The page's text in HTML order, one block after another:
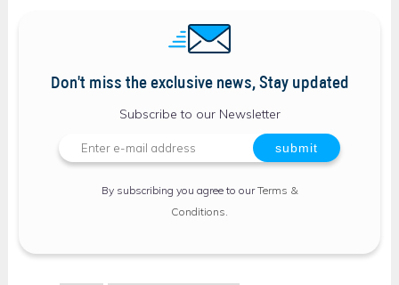
Don't miss the exclusive news, Stay updated
Subscribe to our Newsletter
By subscribing you agree to ourTerms &
Conditions